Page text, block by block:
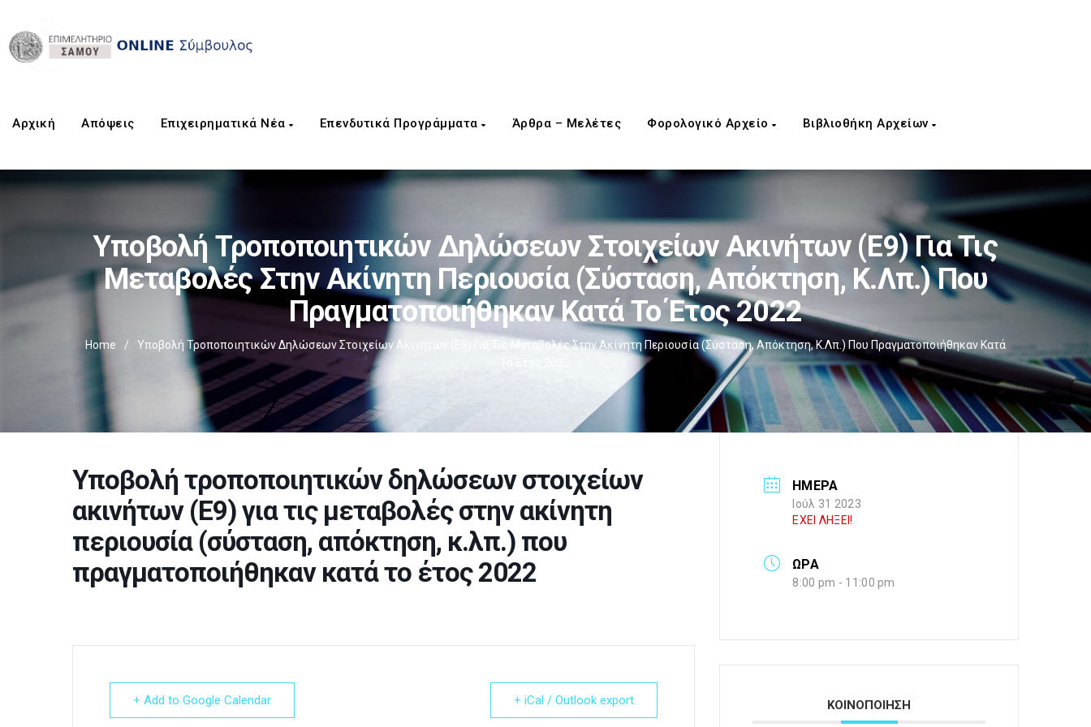
Αρχική Aπόψεις Επιχειρηματικά Νέα Επενδυτικά Προγράμματα Άρθρα – Μελέτες Φορολογικό Αρχείο Βιβλιοθήκη Αρχείων
Υποβολή Τροποποιητικών Δηλώσεων Στοιχείων Ακινήτων (Ε9) Για Τις
Μεταβολές Στην Ακίνητη Περιουσία (σύσταση, Απόκτηση, Κ.λπ.) Που
Πραγματοποιήθηκαν Κατά Το Έτος 2022
Home /
Υποβολή Τροποποιητικών Δηλώσεων Στοιχείων Ακινήτων (Ε9) Για Τις Μεταβολές Στην Ακίνητη Περιουσία (σύσταση, Απόκτηση, Κ.λπ.) Που Πραγματοποιήθηκαν Κατά
Υποβολή τροποποιητικών δηλώσεων στοιχείων
ακινήτων (Ε9) για τις μεταβολές στην ακίνητη
περιουσία (σύσταση, απόκτηση, κ.λπ.) που
πραγματοποιήθηκαν κατά το έτος 2022
+ Add to Google Calendar + iCal / Outlook export
ΗΜΕΡΑ
Ιούλ 31 2023
ΕΧΕΙ ΛΗΞΕΙ!
ΩΡΑ
8:00 pm - 11:00 pm
ΚΟΙΝΟΠΟΙΗΣΗ